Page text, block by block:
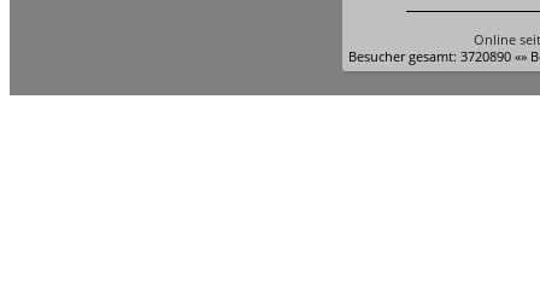
Online
Besucher gesamt: 3720890 «»